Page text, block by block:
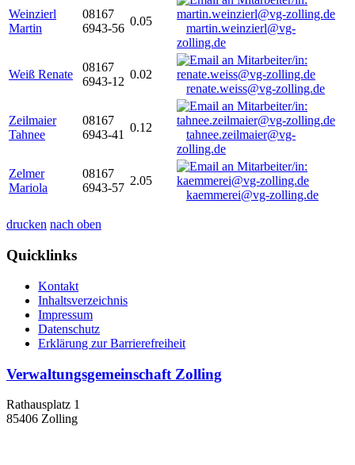
Weinzierl
Martin
08167
6943-56
0.05
martin.weinzierl@vg-
zolling.de
Weiß Renate
08167
6943-12
0.02
renate.weiss@vg-zolling.de
Zeilmaier
Tahnee
08167
6943-41
0.12
tahnee.zeilmaier@vg-
zolling.de
Zelmer
Mariola
08167
6943-57
2.05
kaemmerei@vg-zolling.de
drucken nach oben
Quicklinks
Kontakt
Inhaltsverzeichnis
Impressum
Datenschutz
Erklärung zur Barrierefreiheit
Verwaltungsgemeinschaft Zolling
Rathausplatz 1
85406 Zolling